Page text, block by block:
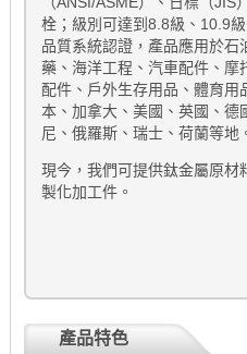
栓；級別可達到8.8級、10.9
品質系統認證，產品應用於石
藥、海洋工程、汽車配件、摩
配件、戶外生存用品、體育用
本、加拿大、美國、英國、德
尼、俄羅斯、瑞士、荷蘭等地
現今，我們可提供鈦金屬原材
製化加工件。
產品特色